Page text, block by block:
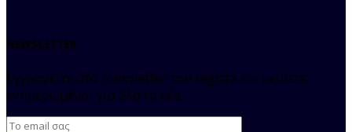
NEWSLETTER
Εγγραφείτε στο Newsletter του regista και μείνετε
ενημερωμένοι για όλα τα νέα.